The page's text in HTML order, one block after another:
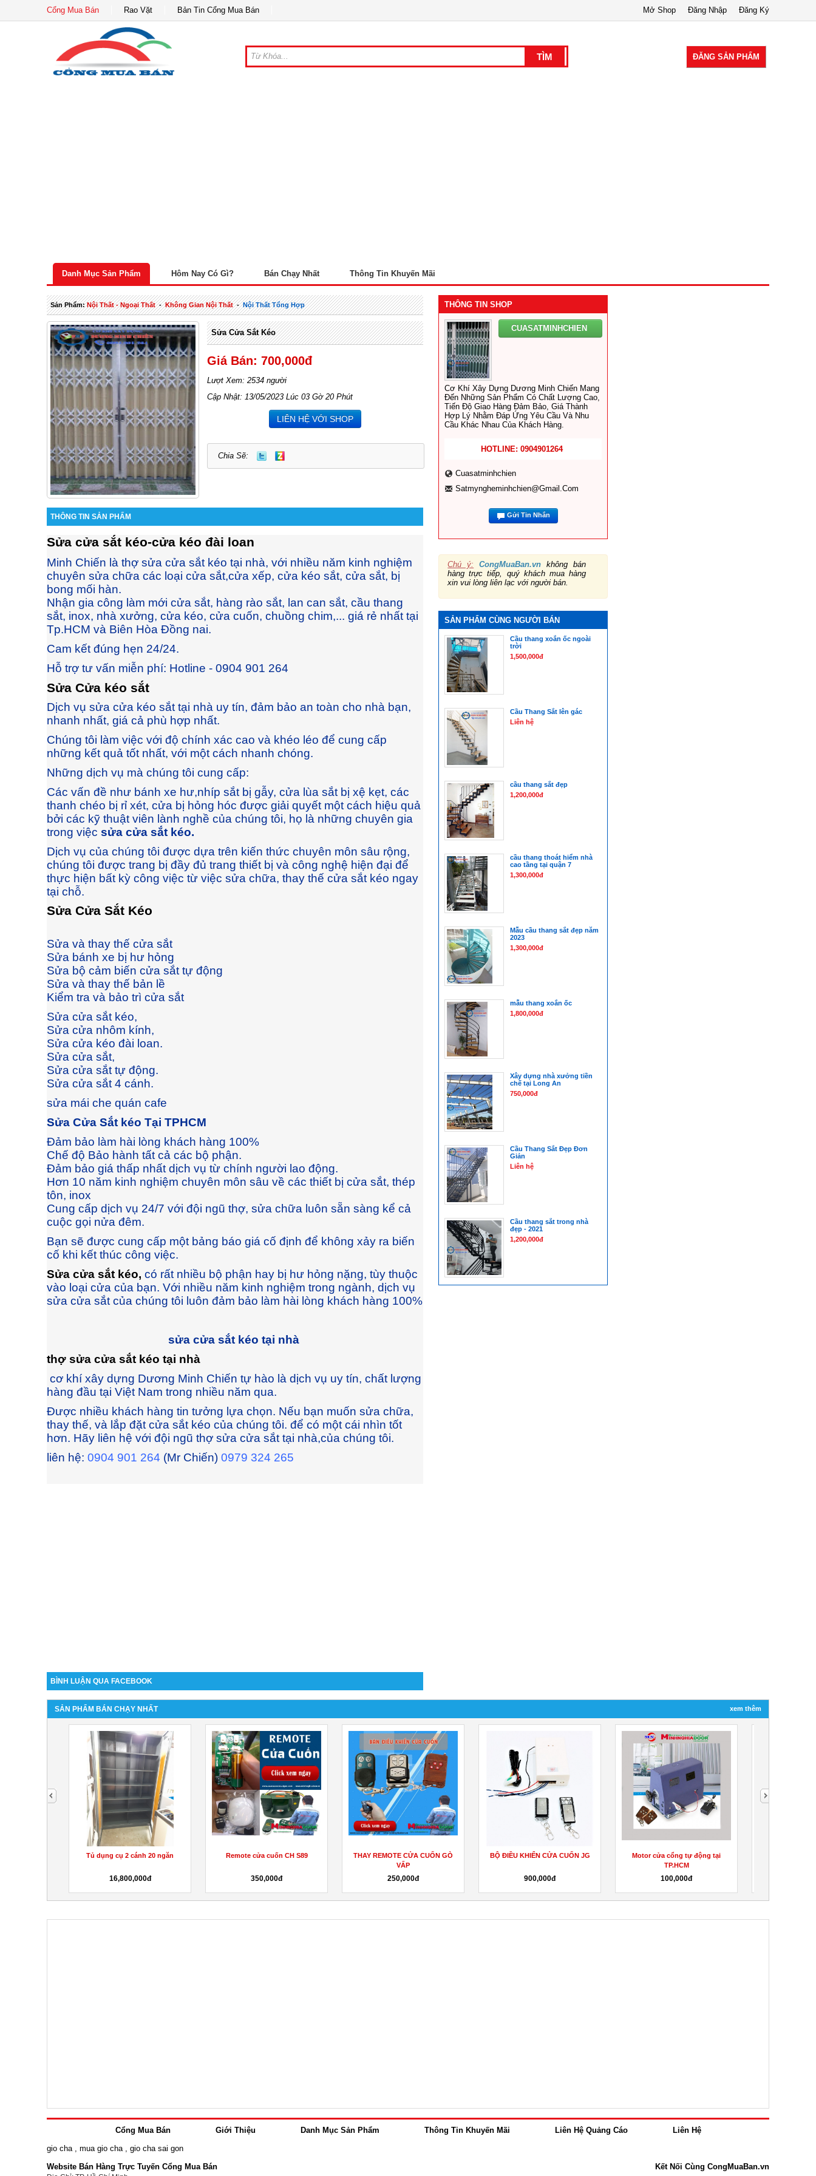
Cổng Mua Bán Rao Vặt Bản Tin Cổng Mua Bán Đăng Ký
Đăng Nhập
Mở Shop
ĐĂNG SẢN PHẨM
Danh Mục Sản Phẩm Hôm Nay Có Gì? Bán Chạy Nhất Thông Tin Khuyến Mãi
Sản Phẩm:Nội Thất - Ngoại Thất-Không Gian Nội Thất-Nội Thất Tổng Hợp
Sửa Cửa Sắt Kéo
Giá Bán: 700,000đ
Lượt Xem: 2534 người
Cập Nhật: 13/05/2023 Lúc 03 Gờ 20 Phút
LIÊN HỆ VỚI SHOP
Chia Sẽ:
THÔNG TIN SẢN PHẨM
Sửa cửa sắt kéo-cửa kéo đài loan
Minh Chiến là thợ sửa cửa sắt kéo tại nhà, với nhiều năm kinh nghiệm
chuyên sửa chữa các loại cửa sắt,cửa xếp, cửa kéo sắt, cửa sắt, bị
bong mối hàn.
Nhận gia công làm mới cửa sắt, hàng rào sắt, lan can sắt, cầu thang
sắt, inox, nhà xưởng, cửa kéo, cửa cuốn, chuồng chim,... giá rẻ nhất tại
Tp.HCM và Biên Hòa Đồng nai.
Cam kết đúng hẹn 24/24.
Hỗ trợ tư vấn miễn phí: Hotline - 0904 901 264
Sửa Cửa kéo sắt
Dịch vụ sửa cửa kéo sắt tại nhà uy tín, đảm bảo an toàn cho nhà bạn,
nhanh nhất, giá cả phù hợp nhất.
Chúng tôi làm việc với độ chính xác cao và khéo léo để cung cấp
những kết quả tốt nhất, với một cách nhanh chóng.
Những dịch vụ mà chúng tôi cung cấp:
Các vấn đề như bánh xe hư,nhíp sắt bị gẫy, cửa lùa sắt bị xệ kẹt, các
thanh chéo bị rỉ xét, cửa bị hỏng hóc được giải quyết một cách hiệu quả
bởi các kỹ thuật viên lành nghề của chúng tôi, họ là những chuyên gia
trong việc sửa cửa sắt kéo.
Dịch vụ của chúng tôi được dựa trên kiến thức chuyên môn sâu rộng,
chúng tôi được trang bị đầy đủ trang thiết bị và công nghệ hiện đại để
thực hiện bất kỳ công việc từ việc sửa chữa, thay thế cửa sắt kéo ngay
tại chỗ.
Sửa Cửa Sắt Kéo
Sửa và thay thế cửa sắt
Sửa bánh xe bị hư hỏng
Sửa bộ cảm biến cửa sắt tự động
Sửa và thay thế bản lề
Kiểm tra và bảo trì cửa sắt
Sửa cửa sắt kéo,
Sửa cửa nhôm kính,
Sửa cửa kéo đài loan.
Sửa cửa sắt,
Sửa cửa sắt tự động.
Sửa cửa sắt 4 cánh.
sửa mái che quán cafe
Sửa Cửa Sắt kéo Tại TPHCM
Đảm bảo làm hài lòng khách hàng 100%
Chế độ Bảo hành tất cả các bộ phận.
Đảm bảo giá thấp nhất dịch vụ từ chính người lao động.
Hơn 10 năm kinh nghiệm chuyên môn sâu về các thiết bị cửa sắt, thép
tôn, inox
Cung cấp dịch vụ 24/7 với đội ngũ thợ, sửa chữa luôn sẵn sàng kể cả
cuộc gọi nửa đêm.
Bạn sẽ được cung cấp một bảng báo giá cố định để không xảy ra biến
cố khi kết thúc công việc.
Sửa cửa sắt kéo, có rất nhiều bộ phận hay bị hư hỏng nặng, tùy thuộc
vào loại cửa của bạn. Với nhiều năm kinh nghiệm trong ngành, dịch vụ
sửa cửa sắt của chúng tôi luôn đảm bảo làm hài lòng khách hàng 100%
sửa cửa sắt kéo tại nhà
thợ sửa cửa sắt kéo tại nhà
cơ khí xây dựng Dương Minh Chiến tự hào là dịch vụ uy tín, chất lượng
hàng đầu tại Việt Nam trong nhiều năm qua.
Được nhiều khách hàng tin tưởng lựa chọn. Nếu bạn muốn sửa chữa,
thay thế, và lắp đặt cửa sắt kéo của chúng tôi. để có một cái nhìn tốt
hơn. Hãy liên hệ với đội ngũ thợ sửa cửa sắt tại nhà,của chúng tôi.
liên hệ: 0904 901 264 (Mr Chiến) 0979 324 265
BÌNH LUẬN QUA FACEBOOK
THÔNG TIN SHOP
CUASATMINHCHIEN
Cơ Khí Xây Dựng Dương Minh Chiến Mang
Đến Những Sản Phẩm Có Chất Lượng Cao,
Tiến Độ Giao Hàng Đảm Bảo, Giá Thành
Hợp Lý Nhằm Đáp Ứng Yêu Cầu Và Nhu
Cầu Khác Nhau Của Khách Hàng.
HOTLINE: 0904901264
Cuasatminhchien
Satmyngheminhchien@gmail.com
Gửi Tin Nhắn
Chú ý: CongMuaBan.vn không bán
hàng trực tiếp, quý khách mua hàng
xin vui lòng liên lạc với người bán.
SẢN PHẨM CÙNG NGƯỜI BÁN
Cầu thang xoắn ốc ngoài
trời
1,500,000đ
Cầu Thang Sắt lên gác
Liên hệ
cầu thang sắt đẹp
1,200,000đ
cầu thang thoát hiểm nhà
cao tầng tại quận 7
1,300,000đ
Mẫu cầu thang sắt đẹp năm
2023
1,300,000đ
mẫu thang xoắn ốc
1,800,000đ
Xây dựng nhà xưởng tiền
chế tại Long An
750,000đ
Cầu Thang Sắt Đẹp Đơn
Giản
Liên hệ
Cầu thang sắt trong nhà
đẹp - 2021
1,200,000đ
SẢN PHẨM BÁN CHẠY NHẤT xem thêm
Tủ dụng cụ 2 cánh 20 ngăn
16,800,000đ
Remote cửa cuốn CH S89
350,000đ
THAY REMOTE CỬA CUỐN GÒ
VẤP
250,000đ
BỘ ĐIỀU KHIỂN CỬA CUỐN JG
900,000đ
Motor cửa cổng tự động tại
TP.HCM
100,000đ
next
Cổng Mua Bán Giới Thiệu Danh Mục Sản Phẩm Thông Tin Khuyến Mãi Liên Hệ Quảng Cáo
Liên Hệ
gio cha
mua gio cha
gio cha sai gon
Website Bán Hàng Trực Tuyến Cổng Mua Bán
Kết Nối Cùng CongMuaBan.vn